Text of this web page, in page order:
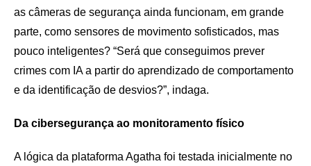
as câmeras de segurança ainda funcionam, em grande
parte, como sensores de movimento sofisticados, mas
pouco inteligentes? “Será que conseguimos prever
crimes com IA a partir do aprendizado de comportamento
e da identificação de desvios?”, indaga.
Da cibersegurança ao monitoramento físico
A lógica da plataforma Agatha foi testada inicialmente no